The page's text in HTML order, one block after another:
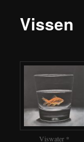
Vissen
Viswater *